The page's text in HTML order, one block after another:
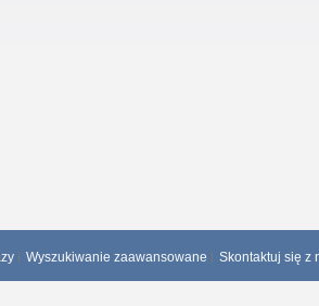
Wyszukiwanie zaawansowane Skontaktuj się z